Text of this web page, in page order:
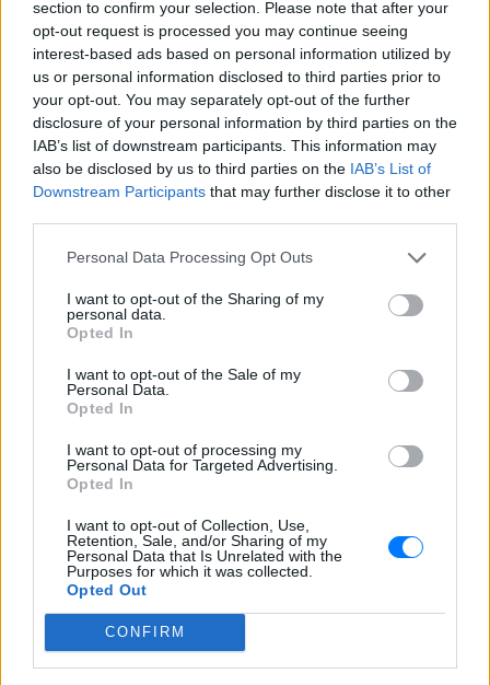
section to confirm your selection. Please note that after your
opt-out request is processed you may continue seeing
interest-based ads based on personal information utilized by
us or personal information disclosed to third parties prior to
your opt-out. You may separately opt-out of the further
disclosure of your personal information by third parties on the
IAB’s list of downstream participants. This information may
also be disclosed by us to third parties on the IAB’s List of
Downstream Participants that may further disclose it to other
Personal Data Processing Opt Outs
I want to opt-out of the Sharing of my
personal data.
Opted In
I want to opt-out of the Sale of my
Personal Data.
Opted In
I want to opt-out of processing my
Personal Data for Targeted Advertising.
Opted In
I want to opt-out of Collection, Use,
Retention, Sale, and/or Sharing of my
Personal Data that Is Unrelated with the
Purposes for which it was collected.
Opted Out
CONFIRM
κώμα και μεταφέρθηκε από το νοσοκομείο της
Γκρενόμπλ σε άγνωστο μέρος για να συνεχίσει η
αποθεραπεία του.
Σήμερα, τρία χρόνια μετά το ατύχημα, η ακριβής
κατάσταση της υγείας του πρώην παγκόσμιου
πρωταθλητή της Formula 1 παραμένει ένα
επτασφράγιστο μυστικό. Κατά καιρούς, βγαίνουν
κάποιες ειδήσεις από το στενό του περιβάλλον
αλλά τίποτα συγκεκριμένο. Τον περασμένο Μάιο, η
είδηση πως μόνο με θαύμα θα σωθεί διαψεύστηκε
από τους γιατρούς, με την κατάσταση του να
παραμένει σταθερή. Πριν από έναν μήνα, ο στενός
του συνεργάτης και φίλος Ρος Μπράουν, είπε πως
τα πράγματα είναι δύσκολα, αλλά όλοι αισιοδοξούν
κάποια στιγμή στο μέλλον όπως τον γνωρίσαμε.
Κάτι που όλοι ευχόμαστε...
ΔΙΑΦΗΜΙΣΗ